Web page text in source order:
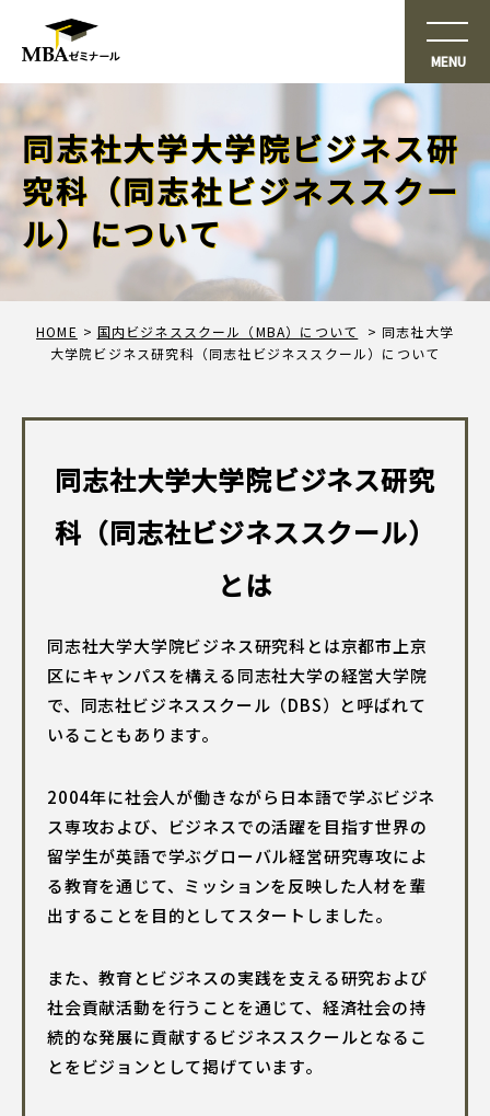
同志社大学大学院ビジネス研
究科（同志社ビジネススクー
ル）について
HOME 国内ビジネススクール（MBA）について
同志社大学
大学院ビジネス研究科（同志社ビジネススクール）について
同志社大学大学院ビジネス研究
科（同志社ビジネススクール）
とは
同志社大学大学院ビジネス研究科とは京都市上京
区にキャンパスを構える同志社大学の経営大学院
で、同志社ビジネススクール（DBS）と呼ばれて
いることもあります。
2004年に社会人が働きながら日本語で学ぶビジネ
ス専攻および、ビジネスでの活躍を目指す世界の
留学生が英語で学ぶグローバル経営研究専攻によ
る教育を通じて、ミッションを反映した人材を輩
出することを目的としてスタートしました。
また、教育とビジネスの実践を支える研究および
社会貢献活動を行うことを通じて、経済社会の持
続的な発展に貢献するビジネススクールとなるこ
とをビジョンとして掲げています。